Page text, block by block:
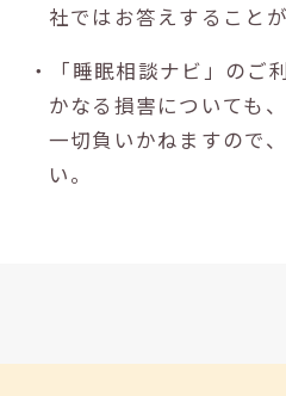
社ではお答えすること
・「睡眠相談ナビ」のご
かなる損害についても
一切負いかねますので
い。